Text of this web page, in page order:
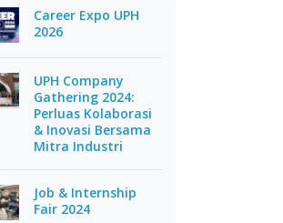
Career Expo UPH
2026
UPH Company
Gathering 2024:
Perluas Kolaborasi
& Inovasi Bersama
Mitra Industri
Job & Internship
Fair 2024